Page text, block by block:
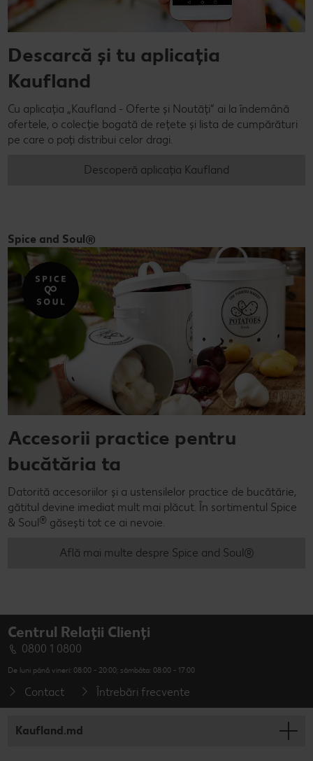
Descarcă și tu aplicația
Kaufland
Cu aplicația „Kaufland - Oferte și Noutăți” ai la îndemână
ofertele, o colecție bogată de rețete și lista de cumpărături
pe care o poți distribui celor dragi.
Descoperă aplicația Kaufland
Spice and Soul®
Accesorii practice pentru
bucătăria ta
Datorită accesoriilor și a ustensilelor practice de bucătărie,
gătitul devine imediat mult mai plăcut. În sortimentul Spice
& Soul® găsești tot ce ai nevoie.
Află mai multe despre Spice and Soul®
Centrul Relații Clienți
0800 1 0800
De luni până vineri: 08:00 - 20:00; sâmbăta: 08:00 - 17:00
Contact Întrebări frecvente
Kaufland.md